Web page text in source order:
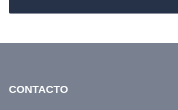
CONTACTO